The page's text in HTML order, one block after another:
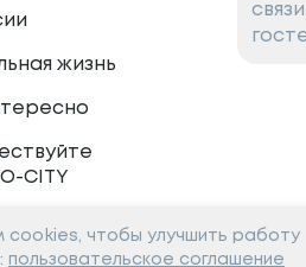
жизнь
CITY
чтобы улучшить работу
пользовательское соглашение